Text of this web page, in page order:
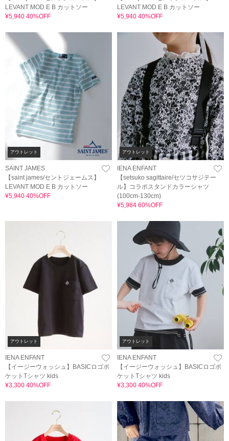
LEVANT MOD E B カットソー
¥5,940 40%OFF
LEVANT MOD E B カットソー
¥5,940 40%OFF
アウトレット
SAINT JAMES
【saint james/セントジェームス】
LEVANT MOD E B カットソー
¥5,940 40%OFF
アウトレット
IENA ENFANT
【setsuko sagittaire/セツコサジテー
ル】コラボスタンドカラーシャツ
(100cm-130cm)
¥5,984 60%OFF
アウトレット
IENA ENFANT
【イージーウォッシュ】BASICロゴポ
ケットTシャツ kids
¥3,300 40%OFF
アウトレット
IENA ENFANT
【イージーウォッシュ】BASICロゴポ
ケットTシャツ kids
¥3,300 40%OFF